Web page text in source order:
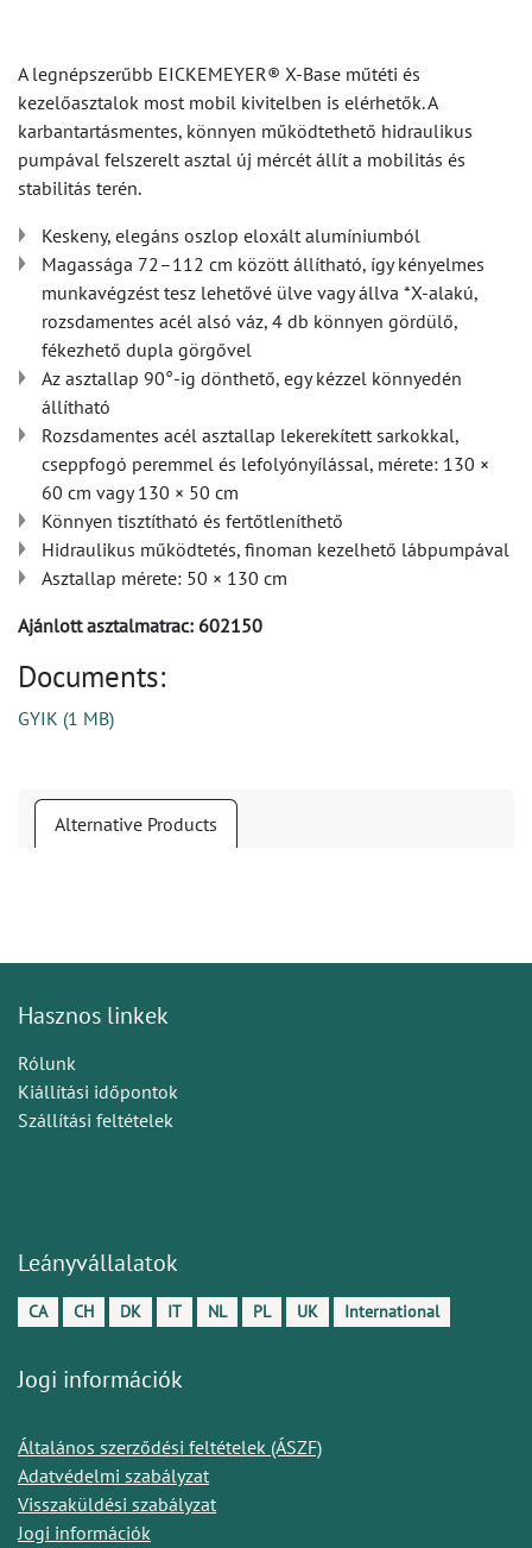
A legnépszerűbb EICKEMEYER® X-Base műtéti és
kezelőasztalok most mobil kivitelben is elérhetők. A
karbantartásmentes, könnyen működtethető hidraulikus
pumpával felszerelt asztal új mércét állít a mobilitás és
stabilitás terén.
Keskeny, elegáns oszlop eloxált alumíniumból
Magassága 72–112 cm között állítható, így kényelmes
munkavégzést tesz lehetővé ülve vagy állva *X-alakú,
rozsdamentes acél alsó váz, 4 db könnyen gördülő,
fékezhető dupla görgővel
Az asztallap 90°-ig dönthető, egy kézzel könnyedén
állítható
Rozsdamentes acél asztallap lekerekített sarkokkal,
cseppfogó peremmel és lefolyónyílással, mérete: 130 ×
60 cm vagy 130 × 50 cm
Könnyen tisztítható és fertőtleníthető
Hidraulikus működtetés, finoman kezelhető lábpumpával
Asztallap mérete: 50 × 130 cm
Ajánlott asztalmatrac: 602150
Documents:
GYIK (1 MB)
Alternative Products
Hasznos linkek
Rólunk
Kiállítási időpontok
Szállítási feltételek
Leányvállalatok
CA CH DK IT NL PL UK International
Jogi információk
Általános szerződési feltételek (ÁSZF)
Adatvédelmi szabályzat
Visszaküldési szabályzat
Jogi információk